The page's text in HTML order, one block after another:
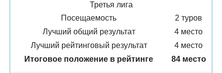
Третья лига
Посещаемость
2 туров
Лучший общий результат
4 место
Лучший рейтинговый результат
4 место
Итоговое положение в рейтинге
84 место